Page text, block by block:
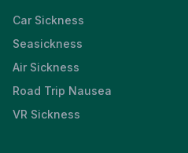
Car Sickness
Seasickness
Air Sickness
Road Trip Nausea
VR Sickness